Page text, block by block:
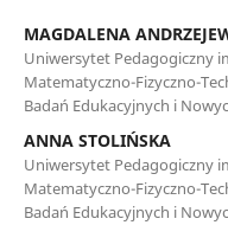
MAGDALENA
Uniwersytet Pedagogiczny
Matematyczno-Fizyczno-
Badań Edukacyjnych i
ANNA STOLIŃSKA
Uniwersytet Pedagogiczny
Matematyczno-Fizyczno-
Badań Edukacyjnych i